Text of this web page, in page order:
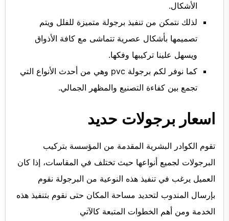
الأشكال.
لذلك نتمكن من تنفيذ برجولة متميزة للفلل ويتم
تصميمها بأشكال عصرية تتماشى مع كافة الأذواق
ويسهل علينا تركيبها وفكها.
كما نوفر لكم برجولة pvc وهي من أحدث الأنواع التي
تجمع بين كفاءة التصنيع والمظهر الجمالي.
اسعار برجولات حديد
تقوم الكوادر البشرية المقدمة من المؤسسة بتركيب
البرجولات لجميع أنواعها حيث تختلف في المقاسات، إذا كان
العميل يرغب في تنفيذ هذه النوعية من البرجولة نقوم
بإرسال المندوب لتحديد مساحة المكان حتى نقوم بتنفيذ هذه
الخدمة ومن أهم الخطوات المتبعة كالآتي